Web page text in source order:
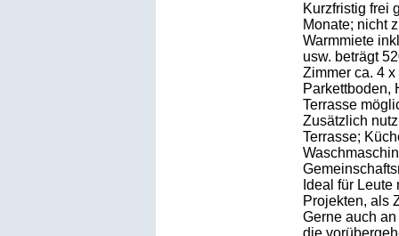
Kurzfristig frei
Monate; nicht
Warmmiete
usw. beträgt
Zimmer ca. 4
Parkettboden,
Terrasse
Zusätzlich
Terrasse;
Ideal für
Projekten, als
Gerne auch
die